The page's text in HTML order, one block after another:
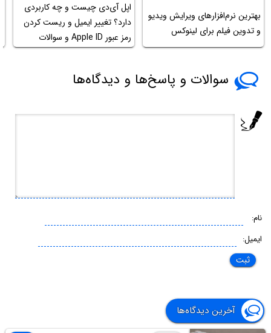
بهترین نرم‌افزارهای ویرایش ویدیو
و تدوین فیلم برای لینوکس
اپل آی‌دی چیست و چه کاربردی
دارد؟ تغییر ایمیل و ریست کردن
رمز عبور Apple ID و سوالات
متداول
سوالات و پاسخ‌ها و دیدگاه‌ها
نام:
ایمیل:
آخرین دیدگاه‌ها